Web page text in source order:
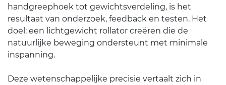
handgreephoek tot gewichtsverdeling, is het
resultaat van onderzoek, feedback en testen. Het
doel: een lichtgewicht rollator creëren die de
natuurlijke beweging ondersteunt met minimale
inspanning.
Deze wetenschappelijke precisie vertaalt zich in